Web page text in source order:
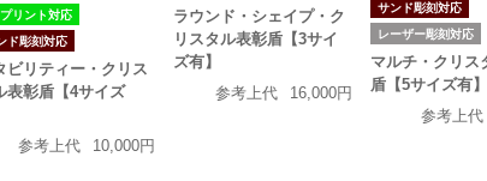
リント対応
ド彫刻対応
ビリティー・クリス
表彰盾【4サイズ
参考上代
10,000円
ラウンド・シェイプ・ク
リスタル表彰盾【3サイ
ズ有】
参考上代
16,000円
サンド彫刻対応
レーザー彫刻対応
マルチ・クリス
盾【5サイズ有】
参考上代